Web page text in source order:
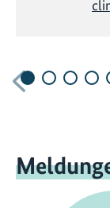
Vorherige